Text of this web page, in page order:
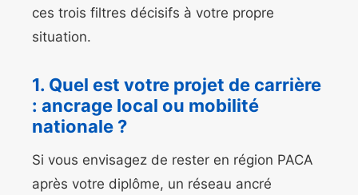
ces trois filtres décisifs à votre propre
situation.
1. Quel est votre projet de carrière
: ancrage local ou mobilité
nationale ?
Si vous envisagez de rester en région PACA
après votre diplôme, un réseau ancré